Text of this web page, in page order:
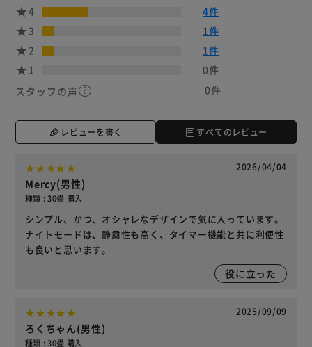
4
4件
3
1件
2
1件
1
0件
スタッフの声
0件
レビューを書く すべてのレビュー
2026/04/04
Mercy(男性)
種類 : 30畳 購入
シンプル、かつ、オシャレなデザインで気に入っています。
ナイトモードは、静粛性も高く、タイマー機能と共に利便性
も良いと思います。
役に立った
2025/09/09
ろくちゃん(男性)
種類 : 30畳 購入